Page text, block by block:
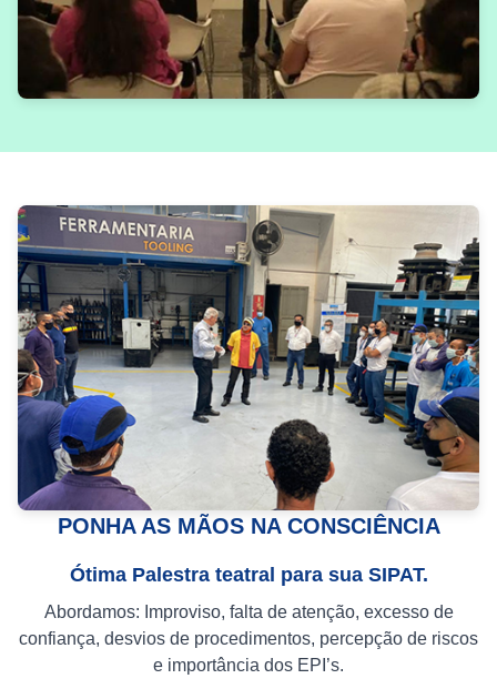
PONHA AS MÃOS NA CONSCIÊNCIA
Ótima Palestra teatral para sua SIPAT.
Abordamos: Improviso, falta de atenção, excesso de
confiança, desvios de procedimentos, percepção de riscos
e importância dos EPI’s.